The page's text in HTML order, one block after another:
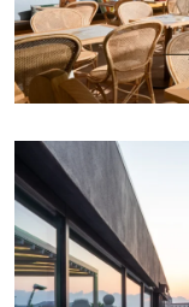
Lire la suite
Un projet sur
Rooftop 5
Cagliari